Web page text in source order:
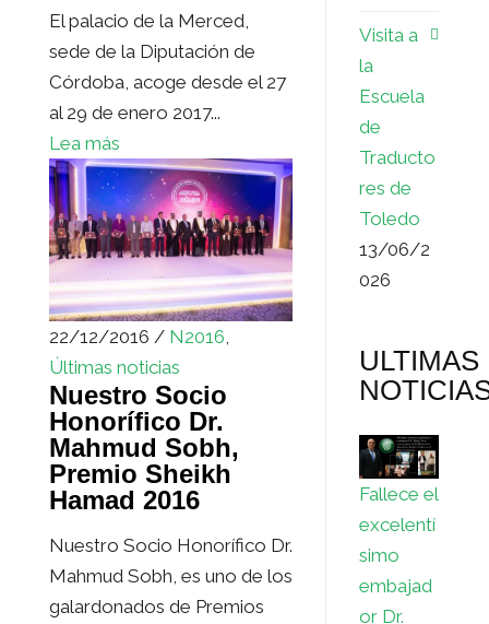
El palacio de la Merced,
sede de la Diputación de
Córdoba, acoge desde el 27
al 29 de enero 2017...
Lea más
22/12/2016 / N2016
Últimas noticias
Nuestro Socio
Honorífico Dr.
Mahmud Sobh,
Premio Sheikh
Hamad 2016
Nuestro Socio Honorífico Dr.
Mahmud Sobh, es uno de los
galardonados de Premios
Visita a
la
Escuela
de
Traducto
res de
Toledo
13/06/2
026
ULTIMAS
Fallece el
excelentí
simo
embajad
or Dr.